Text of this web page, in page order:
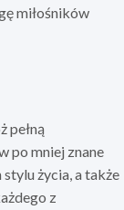
miłośników
pełną
po mniej znane
życia, a także
z